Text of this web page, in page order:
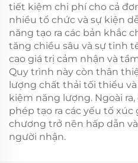
tiết kiệm chi phí cho cả
nhiều tổ chức và sự kiện
năng tạo ra các bản khắc
tăng chiều sâu và sự tinh
cao giá trị cảm nhận và
Quy trình này còn thân
lượng chất thải tối thiểu
kiệm năng lượng. Ngoài
phép tạo ra các yếu tố xúc
chương trở nên hấp dẫn
người nhận.